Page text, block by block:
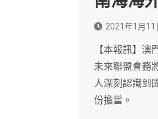
2021年1月11
【本報訊】
未來聯盟會務
人深刻認識到
份擔當。